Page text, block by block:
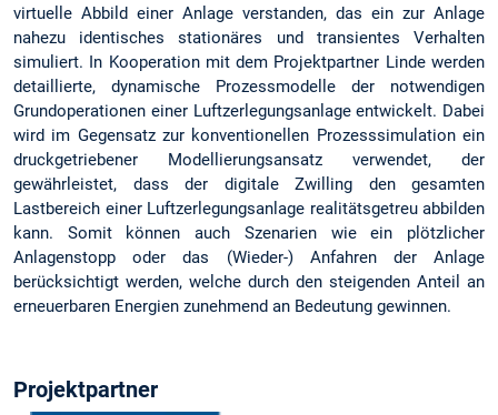
virtuelle Abbild einer Anlage verstanden, das ein zur Anlage
nahezu identisches stationäres und transientes Verhalten
simuliert. In Kooperation mit dem Projektpartner Linde werden
detaillierte, dynamische Prozessmodelle der notwendigen
Grundoperationen einer Luftzerlegungsanlage entwickelt. Dabei
wird im Gegensatz zur konventionellen Prozesssimulation ein
druckgetriebener Modellierungsansatz verwendet, der
gewährleistet, dass der digitale Zwilling den gesamten
Lastbereich einer Luftzerlegungsanlage realitätsgetreu abbilden
kann. Somit können auch Szenarien wie ein plötzlicher
Anlagenstopp oder das (Wieder-) Anfahren der Anlage
berücksichtigt werden, welche durch den steigenden Anteil an
erneuerbaren Energien zunehmend an Bedeutung gewinnen.
Projektpartner